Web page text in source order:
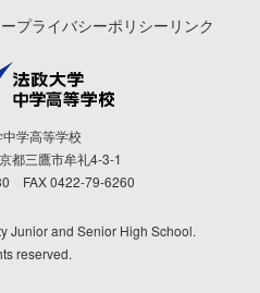
プライバシーポリシー リンク
学高等学校
都三鷹市牟礼4-3-1
FAX 0422-79-6260
Junior and Senior High School.
reserved.